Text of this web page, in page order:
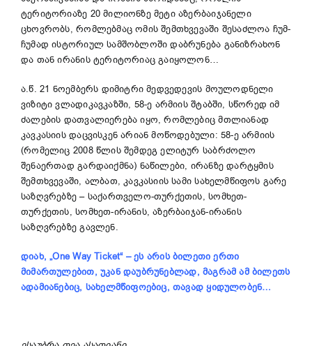
ტერიტორიაზე 20 მილიონზე მეტი აზერბაიჯანელი
ცხოვრობს, რომლებმაც ომის შემთხვევაში შესაძლოა ჩუმ-
ჩუმად ისტორიულ სამშობლოში დაბრუნება განიზრახონ
და თან ირანის ტერიტორიაც გაიყოლონ…
ა.წ. 21 ნოემბერს დიმიტრი მედვედევის მოულოდნელი
ვიზიტი ვლადიკავკაზში, 58-ე არმიის შტაბში, სწორედ იმ
ძალების დათვალიერება იყო, რომლებიც მთლიანად
კავკასიის დაცვისკენ არიან მოწოდებული: 58-ე არმიის
(რომელიც 2008 წლის შემდეგ ელიტურ საბრძოლო
შენაერთად გარდაიქმნა) ნაწილები, ირანზე დარტყმის
შემთხვევაში, ალბათ, კავკასიის სამი სახელმწიფოს გარე
საზღვრებზე – საქართველო-თურქეთის, სომხეთ-
თურქეთის, სომხეთ-ირანის, აზერბაიჯან-ირანის
საზღვრებზე გავლენ.
დიახ, „One Way Ticket“ – ეს არის ბილეთი ერთი
მიმართულებით, უკან დაუბრუნებლად, მაგრამ ამ ბილეთს
ადამიანებიც, სახელმწიფოებიც, თავად ყიდულობენ…